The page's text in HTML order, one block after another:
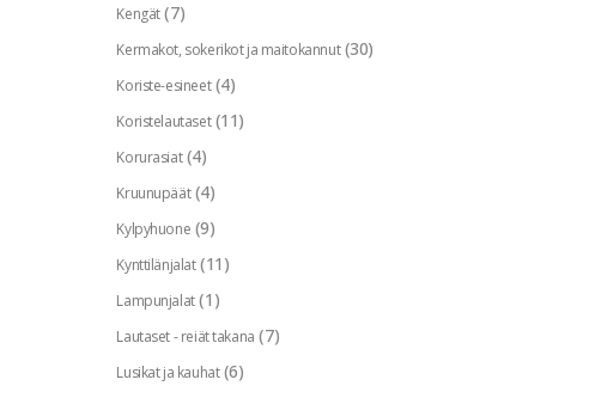
Kengät (7)
Kermakot, sokerikot ja maitokannut (30)
Koriste-esineet (4)
Koristelautaset (11)
Korurasiat (4)
Kruunupäät (4)
Kylpyhuone (9)
Kynttilänjalat (11)
Lampunjalat (1)
Lautaset - reiät takana (7)
Lusikat ja kauhat (6)